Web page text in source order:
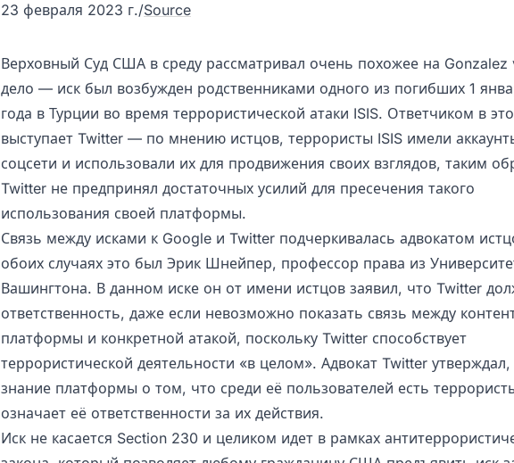
23 февраля 2023 г./Source
Верховный Суд США в среду рассматривал очень похожее на Gonzalez
дело — иск был возбужден родственниками одного из погибших 1
года в Турции во время террористической атаки ISIS. Ответчиком в
выступает Twitter — по мнению истцов, террористы ISIS имели
соцсети и использовали их для продвижения своих взглядов, таким
Twitter не предпринял достаточных усилий для пресечения такого
использования своей платформы.
Связь между исками к Google и Twitter подчеркивалась адвокатом
обоих случаях это был Эрик Шнейпер, профессор права из
Вашингтона. В данном иске он от имени истцов заявил, что Twitter
ответственность, даже если невозможно показать связь между
платформы и конкретной атакой, поскольку Twitter способствует
террористической деятельности «в целом». Адвокат Twitter
знание платформы о том, что среди её пользователей есть
означает её ответственности за их действия.
Иск не касается Section 230 и целиком идет в рамках